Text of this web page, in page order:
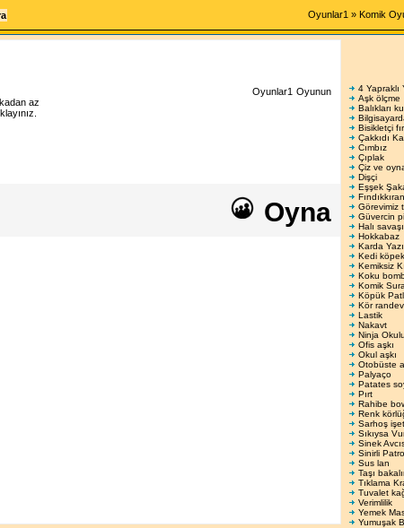
Oyunlar1 » Komik
Oyunlar1 Oyunun
az
Oyna
4 Yapraklı
Aşk ölçme
Balıkları
Bisikletçi
Çakkıdı
Cımbız
Çıplak
Çiz ve
Dişçi
Eşşek
Fındıkkıran
Görevimiz
Güvercin
Halı savaşı
Hokkabaz
Karda Yazı
Kedi
Kemiksiz
Koku
Komik
Köpük
Kör
Lastik
Nakavt
Ninja Okulu
Ofis aşkı
Okul aşkı
Otobüste
Palyaço
Patates
Pırt
Rahibe
Renk
Sarhoş işet
Sıkıysa
Sinek
Sinirli
Sus lan
Taşı
Tıklama
Tuvalet
Verimlilik
Yemek
Yumuşak